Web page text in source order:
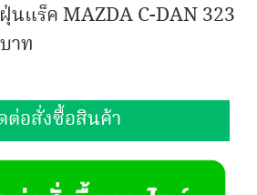
นแร็ค MAZDA C-DAN 323
าท
ต่อสั่งซื้อสินค้า